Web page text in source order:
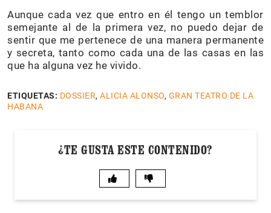
Aunque cada vez que entro en él tengo un temblor
semejante al de la primera vez, no puedo dejar de
sentir que me pertenece de una manera permanente
y secreta, tanto como cada una de las casas en las
que ha alguna vez he vivido.
ETIQUETAS: DOSSIER, ALICIA ALONSO, GRAN TEATRO DE LA
HABANA
¿TE GUSTA ESTE CONTENIDO?